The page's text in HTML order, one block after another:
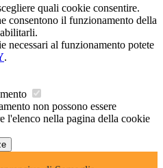
quali cookie consentire.
consentono il funzionamento della
necessari al funzionamento potete
.
non possono essere
l'elenco nella pagina della cookie